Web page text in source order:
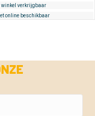
winkel verkrijgbaar
online beschikbaar